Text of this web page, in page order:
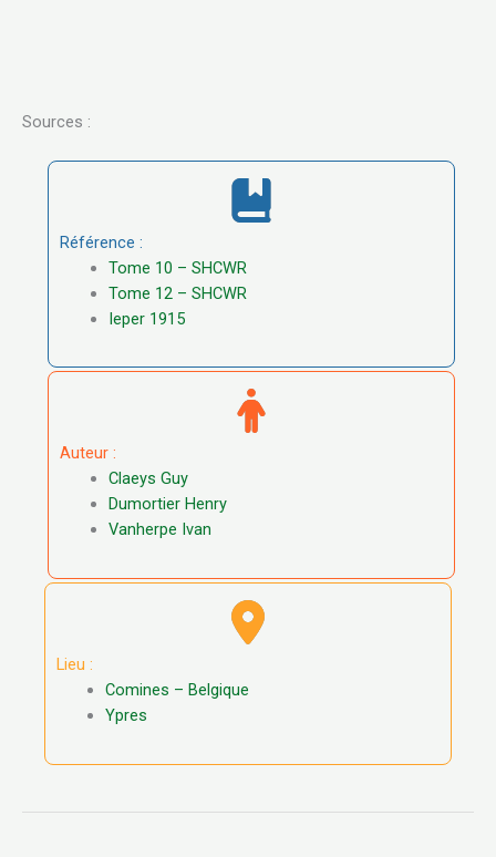
Sources :
Référence :
Tome 10 – SHCWR
Tome 12 – SHCWR
Ieper 1915
Auteur :
Claeys Guy
Dumortier Henry
Vanherpe Ivan
Lieu :
Comines – Belgique
Ypres